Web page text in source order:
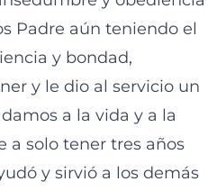
Padre aún teniendo el
y bondad,
y le dio al servicio un
a la vida y a la
a solo tener tres años
y sirvió a los demás